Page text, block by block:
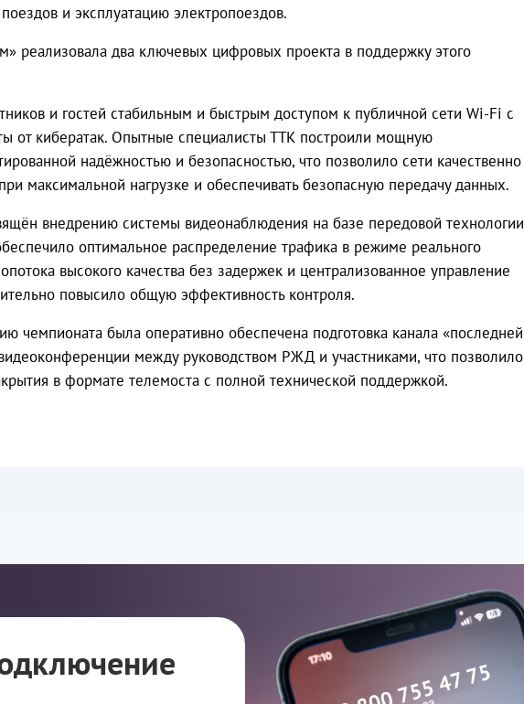
и эксплуатацию электропоездов.
реализовала два ключевых цифровых проекта в поддержку этого
и гостей стабильным и быстрым доступом к публичной сети Wi-Fi с
от кибератак. Опытные специалисты ТТК построили мощную
надёжностью и безопасностью, что позволило сети качественно
максимальной нагрузке и обеспечивать безопасную передачу данных.
внедрению системы видеонаблюдения на базе передовой технологии
оптимальное распределение трафика в режиме реального
высокого качества без задержек и централизованное управление
повысило общую эффективность контроля.
чемпионата была оперативно обеспечена подготовка канала «последней
между руководством РЖД и участниками, что позволило
в формате телемоста с полной технической поддержкой.